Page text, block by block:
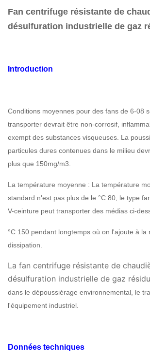
Fan centrifuge résistante de
désulfuration industrielle de gaz
Introduction
Conditions moyennes pour des fans de 6-08
transporter devrait être non-corrosif,
exempt des substances visqueuses. La
particules dures contenues dans le milieu
plus que 150mg/m3.
La température moyenne : La température
standard n'est pas plus de le °C 80, le type
V-ceinture peut transporter des médias ci-
°C 150 pendant longtemps où on l'ajoute à la
dissipation.
La fan centrifuge résistante de
désulfuration industrielle de gaz
dans le dépoussiérage environnemental, le
l'équipement industriel.
Données techniques